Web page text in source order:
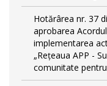
Hotărârea nr. 37
aprobarea
implementarea
„Rețeaua APP -
comunitate